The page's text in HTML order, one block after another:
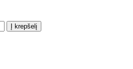
Į krepšelį